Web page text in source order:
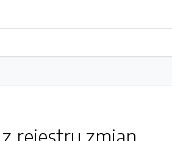
rejestru zmian